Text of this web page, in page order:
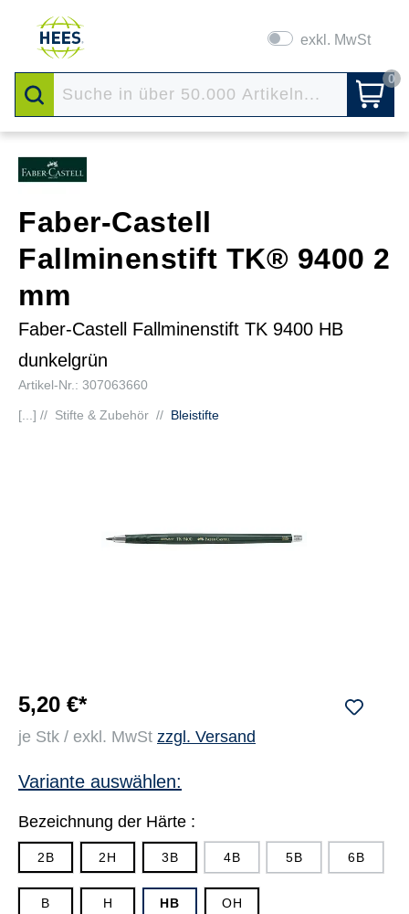
exkl. MwSt
0
Faber-Castell
Fallminenstift TK® 9400 2
mm
Faber-Castell Fallminenstift TK 9400 HB
dunkelgrün
Artikel-Nr.: 307063660
[...] // Stifte & Zubehör // Bleistifte
5,20 €*
je Stk / exkl. MwSt zzgl. Versand
Variante auswählen:
Bezeichnung der Härte :
2B 2H 3B 4B 5B 6B
B H HB OH